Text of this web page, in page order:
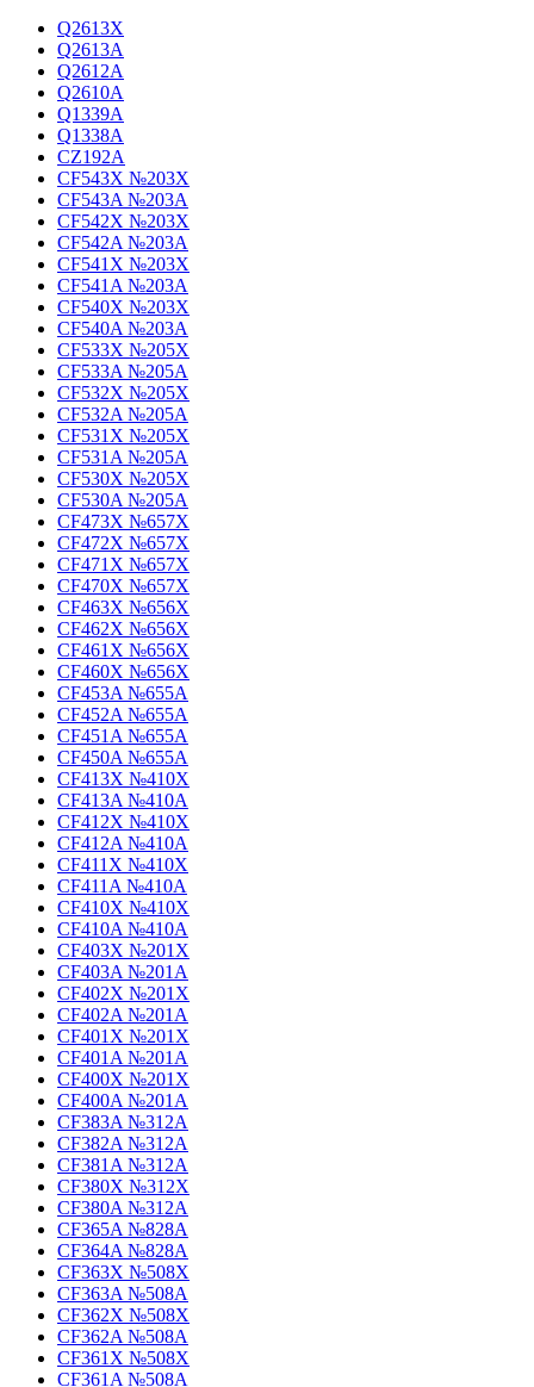
Q2613X
Q2613A
Q2612A
Q2610A
Q1339A
Q1338A
CZ192A
CF543X №203X
CF543A №203A
CF542X №203X
CF542A №203A
CF541X №203X
CF541A №203A
CF540X №203X
CF540A №203A
CF533X №205X
CF533A №205A
CF532X №205X
CF532A №205A
CF531X №205X
CF531A №205A
CF530X №205X
CF530A №205A
CF473X №657X
CF472X №657X
CF471X №657X
CF470X №657X
CF463X №656X
CF462X №656X
CF461X №656X
CF460X №656X
CF453A №655A
CF452A №655A
CF451A №655A
CF450A №655A
CF413X №410X
CF413A №410A
CF412X №410X
CF412A №410A
CF411X №410X
CF411A №410A
CF410X №410X
CF410A №410A
CF403X №201X
CF403A №201A
CF402X №201X
CF402A №201A
CF401X №201X
CF401A №201A
CF400X №201X
CF400A №201A
CF383A №312A
CF382A №312A
CF381A №312A
CF380X №312X
CF380A №312A
CF365A №828A
CF364A №828A
CF363X №508X
CF363A №508A
CF362X №508X
CF362A №508A
CF361X №508X
CF361A №508A